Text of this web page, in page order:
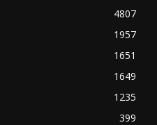
4807
1957
1651
1649
1235
399